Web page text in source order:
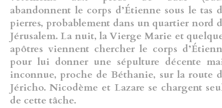
abandonnent le corps d’Étienne sous le tas
pierres, probablement dans un quartier nord
Jérusalem. La nuit, la Vierge Marie et
apôtres viennent chercher le corps
pour lui donner une sépulture décente
inconnue, proche de Béthanie, sur la route
Jéricho. Nicodème et Lazare se chargent
de cette tâche.